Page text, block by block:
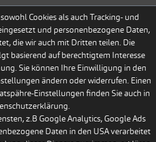
Cookies als auch Tracking- und
und personenbezogene Daten,
die wir auch mit Dritten teilen. Die
basierend auf berechtigtem Interesse
Sie können Ihre Einwilligung in den
ändern oder widerrufen. Einen
Einstellungen finden Sie auch in
z.B Google Analytics, Google Ads
Daten in den USA verarbeitet